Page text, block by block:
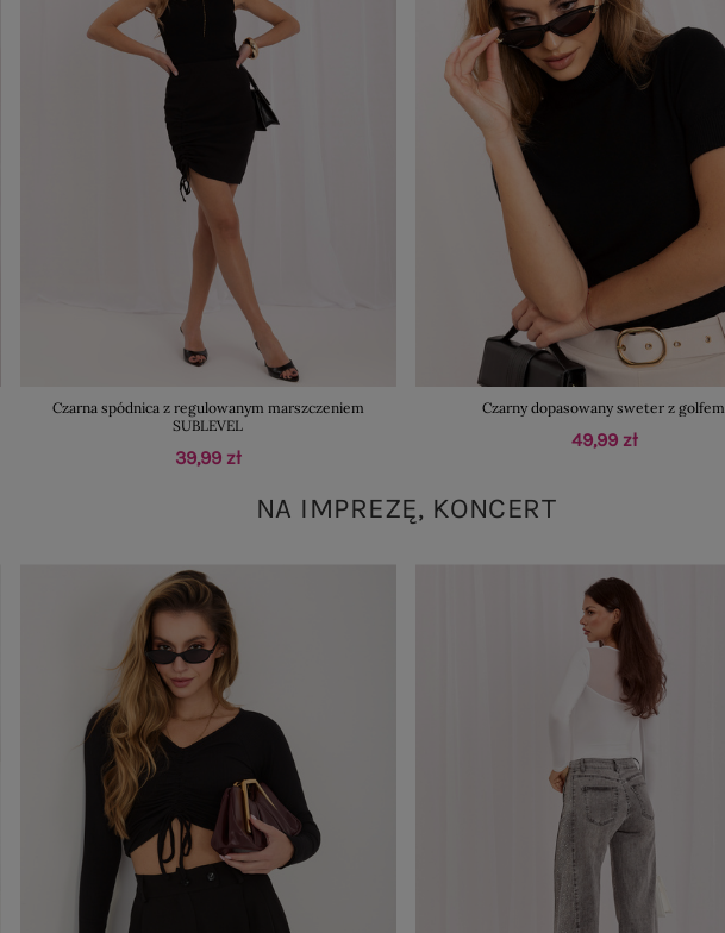
Czarna spódnica z regulowanym marszczeniem
SUBLEVEL
39,99 zł
Czarny dopasowany sweter z golfem
49,99 zł
NA IMPREZĘ, KONCERT